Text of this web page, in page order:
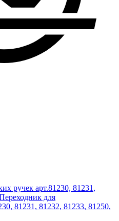
ручек арт.81230, 81231,
для
81231, 81232, 81233, 81250,